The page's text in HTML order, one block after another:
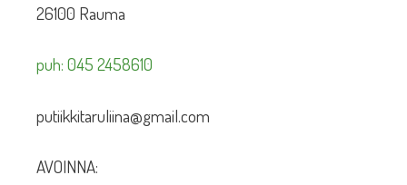
26100 Rauma
puh: 045 2458610
putiikkitaruliina@gmail.com
AVOINNA: